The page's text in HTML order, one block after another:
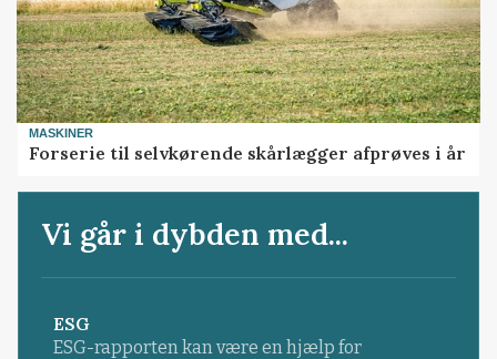
MASKINER
Forserie til selvkørende skårlægger afprøves i år
Vi går i dybden med...
ESG
ESG-rapporten kan være en hjælp for